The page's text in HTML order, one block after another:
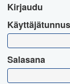
Kirjaudu
Salasana